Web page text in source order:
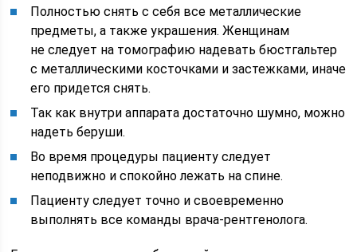
Полностью снять с себя все металлические
предметы, а также украшения. Женщинам
не следует на томографию надевать бюстгальтер
с металлическими косточками и застежками, иначе
его придется снять.
Так как внутри аппарата достаточно шумно, можно
надеть беруши.
Во время процедуры пациенту следует
неподвижно и спокойно лежать на спине.
Пациенту следует точно и своевременно
выполнять все команды врача-рентгенолога.